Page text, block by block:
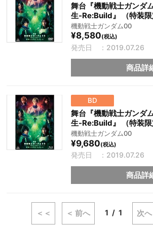
舞台『機動戦士ガンダ
生-Re:Build』 （特装限
機動戦士ガンダム00
¥8,580(税込)
発売日 ：2019.07.26
商品詳
BD
舞台『機動戦士ガンダ
生-Re:Build』 （特装限
機動戦士ガンダム00
¥9,680(税込)
発売日 ：2019.07.26
商品詳
＜＜ ＜ 前へ 1 1 次へ